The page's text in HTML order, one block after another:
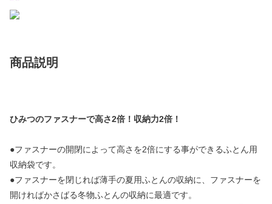
商品説明
ひみつのファスナーで高さ2倍！収納力2倍！
●ファスナーの開閉によって高さを2倍にする事ができるふとん用
収納袋です。
●ファスナーを閉じれば薄手の夏用ふとんの収納に、ファスナーを
開ければかさばる冬物ふとんの収納に最適です。